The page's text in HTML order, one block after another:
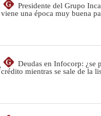
G
Presidente del Grupo
viene una época muy buena
G
Deudas en Infocorp: ¿se
crédito mientras se sale de la